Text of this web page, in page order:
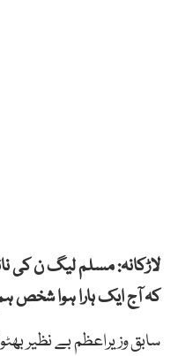
لاڑکانہ: مسلم لیگ ن کی
کہ آج ایک ہارا ہوا شخص